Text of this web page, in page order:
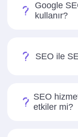
Google
kullanır?
SEO ile
SEO
etkiler mi?